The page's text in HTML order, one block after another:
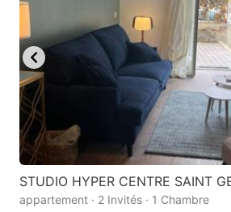
STUDIO HYPER CENTRE SAINT
appartement · 2 Invités · 1 Chambre